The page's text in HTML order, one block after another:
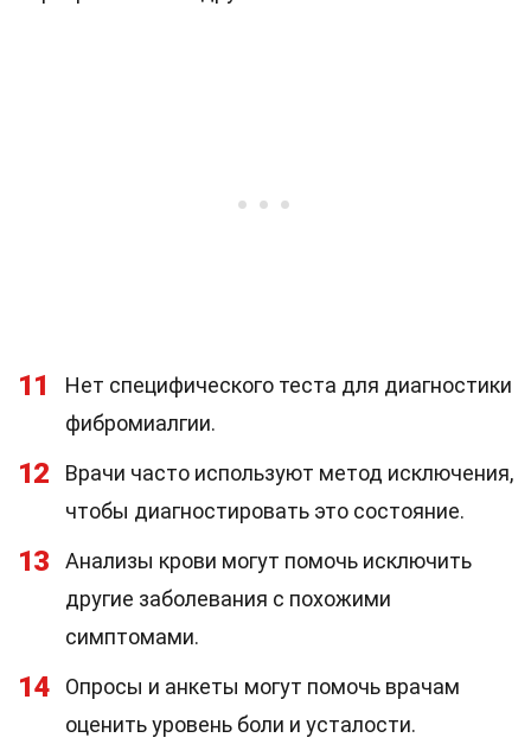
11
Нет специфического теста для диагностики
фибромиалгии.
12
Врачи часто используют метод исключения,
чтобы диагностировать это состояние.
13
Анализы крови могут помочь исключить
другие заболевания с похожими
симптомами.
14
Опросы и анкеты могут помочь врачам
оценить уровень боли и усталости.